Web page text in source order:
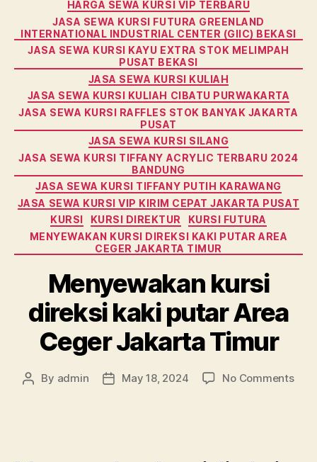
HARGA SEWA KURSI VIP TERBARU
JASA SEWA KURSI FUTURA GREENLAND
INTERNATIONAL INDUSTRIAL CENTER (GIIC) BEKASI
JASA SEWA KURSI KAYU EXTRA STOK MELIMPAH
PUSAT BEKASI
JASA SEWA KURSI KULIAH
JASA SEWA KURSI KULIAH CIBATU PURWAKARTA
JASA SEWA KURSI RAFFLES STOK BANYAK JAKARTA
PUSAT
JASA SEWA KURSI SILANG
JASA SEWA KURSI TIFFANY ACRYLIC TERBARU 2024
BANDUNG
JASA SEWA KURSI TIFFANY PUTIH KARAWANG
JASA SEWA KURSI VIP KIRIM CEPAT JAKARTA PUSAT
KURSI KURSI DIREKTUR KURSI FUTURA
MENYEWAKAN KURSI DIREKSI KAKI PUTAR AREA
Menyewakan kursi
direksi kaki putar Area
Ceger Jakarta Timur